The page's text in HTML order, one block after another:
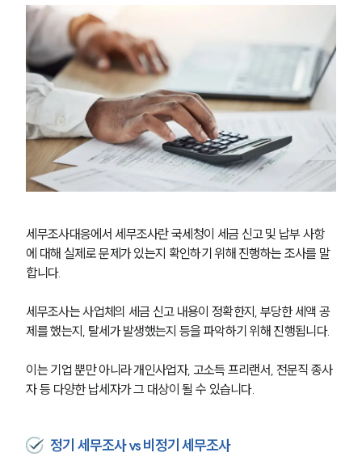
세무조사대응에서 세무조사란 국세청이 세금 신고 및 납부 사항
에 대해 실제로 문제가 있는지 확인하기 위해 진행하는 조사를 말
합니다.
세무조사는 사업체의 세금 신고 내용이 정확한지, 부당한 세액 공
제를 했는지, 탈세가 발생했는지 등을 파악하기 위해 진행됩니다.
이는 기업 뿐만 아니라 개인사업자, 고소득 프리랜서, 전문직 종사
자 등 다양한 납세자가 그 대상이 될 수 있습니다.
정기 세무조사 vs 비정기 세무조사